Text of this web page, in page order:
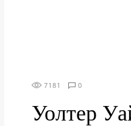
7181 0
Уолтер